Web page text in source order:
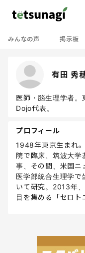
みんなの声 掲示板
有田 秀
医師・脳生理学者。
Dojo代表。
プロフィール
1948年東京生まれ
院で臨床、筑波大学
事、その間、米国ニ
医学部統合生理学で
いて研究。2013年
目を集める「セロト